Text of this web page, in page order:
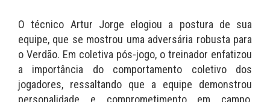
O técnico Artur Jorge elogiou a postura de sua
equipe, que se mostrou uma adversária robusta para
o Verdão. Em coletiva pós-jogo, o treinador enfatizou
a importância do comportamento coletivo dos
jogadores, ressaltando que a equipe demonstrou
personalidade e comprometimento em campo,